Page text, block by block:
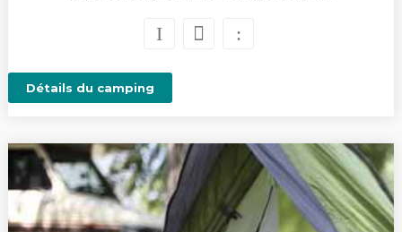
Détails du camping